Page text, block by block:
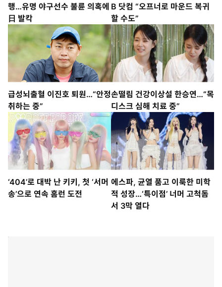
행…유명 야구선수 불륜 의혹에
日 발칵
B 닷컴 “오프너로 마운드 복귀
할 수도”
급성뇌출혈 이진호 퇴원…“안정
취하는 중”
손떨림 건강이상설 한승연…“목
디스크 심해 치료 중”
‘404’로 대박 난 키키, 첫 ‘서머
송’으로 연속 홈런 도전
에스파, 균열 품고 이룩한 미학
적 성장…‘특이점’ 너머 고척돔
서 3막 열다